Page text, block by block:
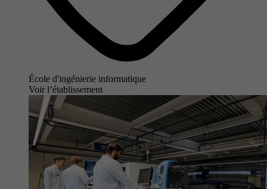
École d'ingénierie informatique
Voir l’établissement